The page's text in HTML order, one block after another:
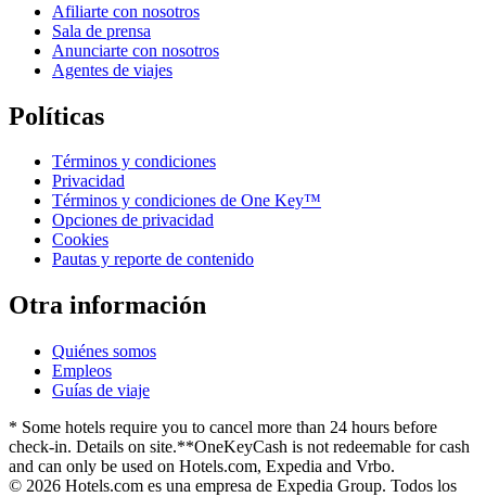
Afiliarte con nosotros
Sala de prensa
Anunciarte con nosotros
Agentes de viajes
Políticas
Términos y condiciones
Privacidad
Términos y condiciones de One Key™
Opciones de privacidad
Cookies
Pautas y reporte de contenido
Otra información
Quiénes somos
Empleos
Guías de viaje
* Some hotels require you to cancel more than 24 hours before
check-in. Details on site.**OneKeyCash is not redeemable for cash
and can only be used on Hotels.com, Expedia and Vrbo.
© 2026 Hotels.com es una empresa de Expedia Group. Todos los